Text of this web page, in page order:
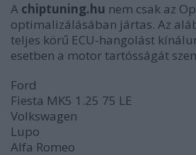
A chiptuning.hu nem csak az
optimalizálásában jártas. Az
teljes körű ECU-hangolást
esetben a motor tartósságát
Ford
Fiesta MK5 1.25 75 LE
Volkswagen
Lupo
Alfa Romeo